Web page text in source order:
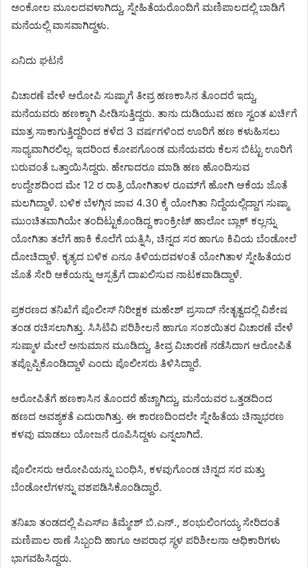
ಅಂಕೋಲ ಮೂಲದವಳಾಗಿದ್ದು, ಸ್ನೇಹಿತೆಯರೊಂದಿಗೆ ಮಣಿಪಾಲದಲ್ಲಿ ಬಾಡಿಗೆ
ಮನೆಯಲ್ಲಿ ವಾಸವಾಗಿದ್ದಳು.
ಏನಿದು ಘಟನೆ
ವಿಚಾರಣೆ ವೇಳೆ ಆರೋಪಿ ಸುಷ್ಮಾಗೆ ತೀವ್ರ ಹಣಕಾಸಿನ ತೊಂದರೆ ಇದ್ದು,
ಮನೆಯವರು ಹಣಕ್ಕಾಗಿ ಪೀಡಿಸುತ್ತಿದ್ದರು. ತಾನು ದುಡಿಯುವ ಹಣ ಸ್ವಂತ ಖರ್ಚಿಗೆ
ಮಾತ್ರ ಸಾಕಾಗುತ್ತಿದ್ದರಿಂದ ಕಳೆದ 3 ವರ್ಷಗಳಿಂದ ಊರಿಗೆ ಹಣ ಕಳುಹಿಸಲು
ಸಾಧ್ಯವಾಗಿರಲಿಲ್ಲ. ಇದರಿಂದ ಕೋಪಗೊಂಡ ಮನೆಯವರು ಕೆಲಸ ಬಿಟ್ಟು ಊರಿಗೆ
ಬರುವಂತೆ ಒತ್ತಾಯಿಸಿದ್ದರು. ಹೇಗಾದರೂ ಮಾಡಿ ಹಣ ಹೊಂದಿಸುವ
ಉದ್ದೇಶದಿಂದ ಮೇ 12 ರ ರಾತ್ರಿ ಯೋಗಿತಾಳ ರೂಮ್‌ಗೆ ಹೋಗಿ ಆಕೆಯ ಜೊತೆ
ಮಲಗಿದ್ದಾಳೆ. ಬಳಿಕ ಬೆಳಗ್ಗಿನ ಜಾವ 4.30 ಕ್ಕೆ ಯೋಗಿತಾ ನಿದ್ದೆಯಲ್ಲಿದ್ದಾಗ ಸುಷ್ಮಾ
ಮುಂಚಿತವಾಗಿಯೇ ತಂದಿಟ್ಟುಕೊಂಡಿದ್ದ ಕಾಂಕ್ರೀಟ್ ಹಾಲೋ ಬ್ಲಾಕ್ ಕಲ್ಲನ್ನು
ಯೋಗಿತಾ ತಲೆಗೆ ಹಾಕಿ ಕೊಲೆಗೆ ಯತ್ನಿಸಿ, ಚಿನ್ನದ ಸರ ಹಾಗೂ ಕಿವಿಯ ಬೆಂಡೋಲೆ
ದೋಚಿದ್ದಾಳೆ. ಕೃತ್ಯದ ಬಳಿಕ ಏನೂ ತಿಳಿಯದವಳಂತೆ ಯೋಗಿತಾಳ ಸ್ನೇಹಿತೆಯರ
ಜೊತೆ ಸೇರಿ ಆಕೆಯನ್ನು ಆಸ್ಪತ್ರೆಗೆ ದಾಖಲಿಸುವ ನಾಟಕವಾಡಿದ್ದಾಳೆ.
ಪ್ರಕರಣದ ತನಿಖೆಗೆ ಪೊಲೀಸ್ ನಿರೀಕ್ಷಕ ಮಹೇಶ್ ಪ್ರಸಾದ್ ನೇತೃತ್ವದಲ್ಲಿ ವಿಶೇಷ
ತಂಡ ರಚಿಸಲಾಗಿತ್ತು. ಸಿಸಿಟಿವಿ ಪರಿಶೀಲನೆ ಹಾಗೂ ಸಂಶಯಿತರ ವಿಚಾರಣೆ ವೇಳೆ
ಸುಷ್ಮಾಳ ಮೇಲೆ ಅನುಮಾನ ಮೂಡಿದ್ದು, ತೀವ್ರ ವಿಚಾರಣೆ ನಡೆಸಿದಾಗ ಆರೋಪಿತೆ
ತಪ್ಪೊಪ್ಪಿಕೊಂಡಿದ್ದಾಳೆ ಎಂದು ಪೊಲೀಸರು ತಿಳಿಸಿದ್ದಾರೆ.
ಆರೋಪಿತೆಗೆ ಹಣಕಾಸಿನ ತೊಂದರೆ ಹೆಚ್ಚಾಗಿದ್ದು, ಮನೆಯವರ ಒತ್ತಡದಿಂದ
ಹಣದ ಅವಶ್ಯಕತೆ ಎದುರಾಗಿತ್ತು. ಈ ಕಾರಣದಿಂದಲೇ ಸ್ನೇಹಿತೆಯ ಚಿನ್ನಾಭರಣ
ಕಳವು ಮಾಡಲು ಯೋಜನೆ ರೂಪಿಸಿದ್ದಳು ಎನ್ನಲಾಗಿದೆ.
ಪೊಲೀಸರು ಆರೋಪಿಯನ್ನು ಬಂಧಿಸಿ, ಕಳವುಗೊಂಡ ಚಿನ್ನದ ಸರ ಮತ್ತು
ಬೆಂಡೋಲೆಗಳನ್ನು ವಶಪಡಿಸಿಕೊಂಡಿದ್ದಾರೆ.
ತನಿಖಾ ತಂಡದಲ್ಲಿ ಪಿಎಸ್‌ಐ ತಿಮ್ಮೇಶ್ ಬಿ.ಎನ್., ಶಂಭುಲಿಂಗಯ್ಯ ಸೇರಿದಂತೆ
ಮಣಿಪಾಲ ಠಾಣೆ ಸಿಬ್ಬಂದಿ ಹಾಗೂ ಅಪರಾಧ ಸ್ಥಳ ಪರಿಶೀಲನಾ ಅಧಿಕಾರಿಗಳು
ಭಾಗವಹಿಸಿದ್ದರು.